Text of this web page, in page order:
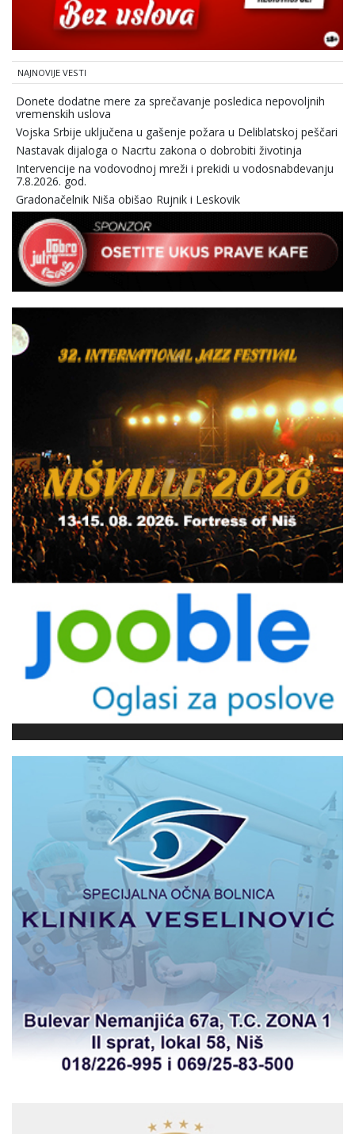
NAJNOVIJE VESTI
Donete dodatne mere za sprečavanje posledica nepovoljnih
vremenskih uslova
Vojska Srbije uključena u gašenje požara u Deliblatskoj peščari
Nastavak dijaloga o Nacrtu zakona o dobrobiti životinja
Intervencije na vodovodnoj mreži i prekidi u vodosnabdevanju
7.8.2026. god.
Gradonačelnik Niša obišao Rujnik i Leskovik